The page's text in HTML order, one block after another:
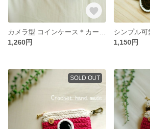
1,260円
1,150円
SOLD OUT